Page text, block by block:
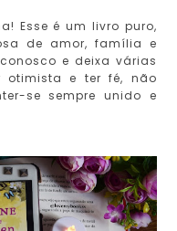
Esse é um livro puro,
de amor, família e
e deixa várias
otimista e ter fé, não
se sempre unido e